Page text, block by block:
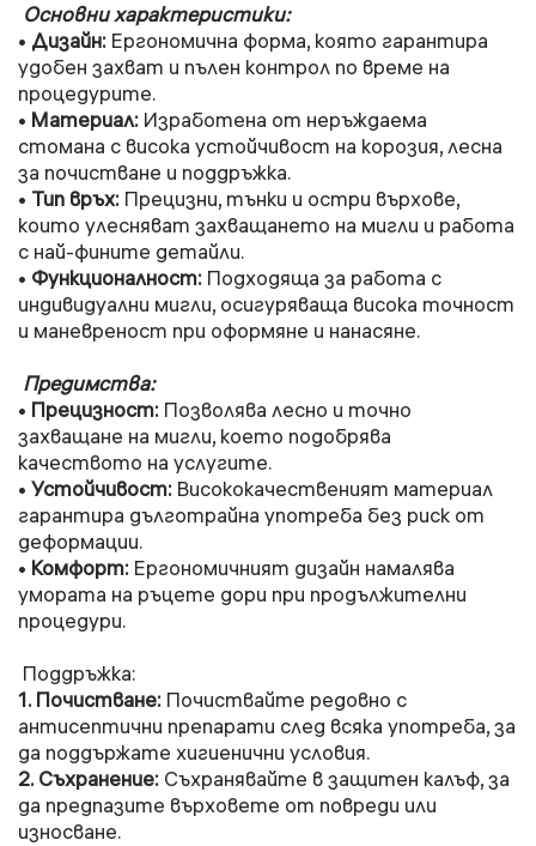
Основни характеристики:
• Дизайн: Ергономична форма, която гарантира
удобен захват и пълен контрол по време на
процедурите.
• Материал: Изработена от неръждаема
стомана с висока устойчивост на корозия, лесна
за почистване и поддръжка.
• Тип връх: Прецизни, тънки и остри върхове,
които улесняват захващането на мигли и работа
с най-фините детайли.
• Функционалност: Подходяща за работа с
индивидуални мигли, осигуряваща висока точност
и маневреност при оформяне и нанасяне.
Предимства:
• Прецизност: Позволява лесно и точно
захващане на мигли, което подобрява
качеството на услугите.
• Устойчивост: Висококачественият материал
гарантира дълготрайна употреба без риск от
деформации.
• Комфорт: Ергономичният дизайн намалява
умората на ръцете дори при продължителни
процедури.
Поддръжка:
1. Почистване: Почиствайте редовно с
антисептични препарати след всяка употреба, за
да поддържате хигиенични условия.
2. Съхранение: Съхранявайте в защитен калъф, за
да предпазите върховете от повреди или
износване.